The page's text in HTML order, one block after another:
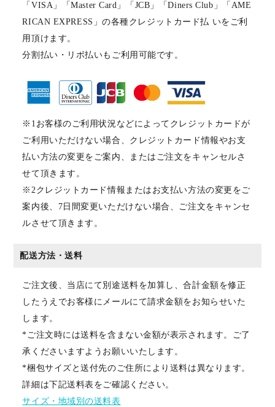
「VISA」「Master Card」「JCB」「Diners Club」「AME
RICAN EXPRESS」の各種クレジットカード払 いをご利
用頂けます。
分割払い・リボ払いもご利用可能です。
※1お客様のご利用状況などによってクレジットカードが
ご利用いただけない場合、クレジットカード情報やお支
払い方法の変更をご案内、またはご注文をキャンセルさ
せて頂きます。
※2クレジットカード情報またはお支払い方法の変更をご
案内後、7日間変更いただけない場合、ご注文をキャンセ
ルさせて頂きます。
配送方法・送料
ご注文後、当店にて別途送料を加算し、合計金額を修正
したうえでお客様にメールにて請求金額をお知らせいた
します。
*ご注文時には送料を含まない金額が表示されます。ご了
承くださいますようお願いいたします。
*梱包サイズと送付先のご住所により送料は異なります。
詳細は下記送料表をご確認ください。
サイズ・地域別の送料表